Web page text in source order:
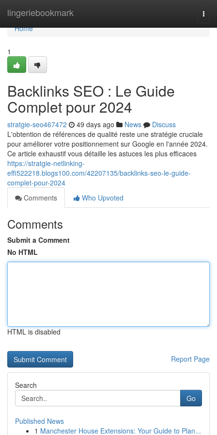
lingeriebookmark
Home
Home
1
Backlinks SEO : Le Guide
Complet pour 2024
stratgie-seo467472 49 days ago News
Discuss
L'obtention de références de qualité reste une stratégie cruciale
pour améliorer votre positionnement sur Google en l'année 2024.
Ce article exhaustif vous détaille les astuces les plus efficaces
https://stratgie-netlinking-
effi522218.blogs100.com/42207135/backlinks-seo-le-guide-
complet-pour-2024
Comments
Who Upvoted
Comments
Submit a Comment
No HTML
HTML is disabled
Report Page
Search
Go
Published News
1 Manchester House Extensions: Your Guide to Plan...